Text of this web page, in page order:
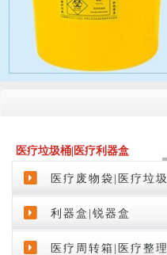
医疗垃圾桶|医疗利器盒
product
医疗废物袋|医疗垃
利器盒|锐器盒
医疗周转箱|医疗整